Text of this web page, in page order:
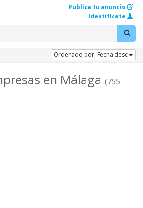
Publica tu anuncio
Identifícate
Ordenado por: Fecha desc
en Málaga (755